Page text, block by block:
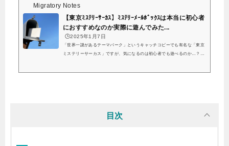
予約なしでも遊べるのか、難易度はどのくらいなのかまとめていきます。
んな感じです👀くまっキ...
Migratory Notes
【東京ﾐｽﾃﾘｰｻｰｶｽ】ﾐｽﾃﾘｰﾒｰﾙﾎﾞｯｸｽは本当に初心者
におすすめなのか実際に遊んでみた...
🕒️2025年1月7日
「世界一謎があるテーマパーク」というキャッチコピーでも有名な「東京
ミステリーサーカス」ですが、気になるのは初心者でも遊べるのか…？と
目次